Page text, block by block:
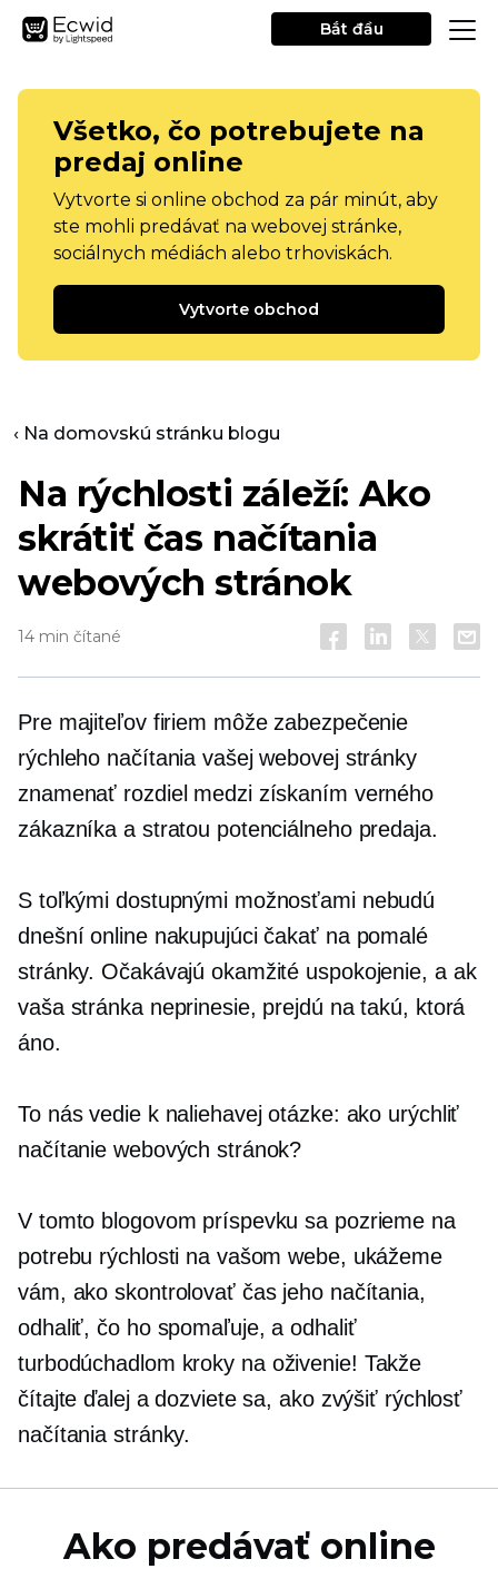
Bắt đầu
Všetko, čo potrebujete na
predaj online
Vytvorte si online obchod za pár minút, aby
ste mohli predávať na webovej stránke,
sociálnych médiách alebo trhoviskách.
Vytvorte obchod
‹ Na domovskú stránku blogu
Na rýchlosti záleží: Ako
skrátiť čas načítania
webových stránok
14 min čítané
Pre majiteľov firiem môže zabezpečenie
rýchleho načítania vašej webovej stránky
znamenať rozdiel medzi získaním verného
zákazníka a stratou potenciálneho predaja.
S toľkými dostupnými možnosťami nebudú
dnešní online nakupujúci čakať na pomalé
stránky. Očakávajú okamžité uspokojenie, a ak
vaša stránka neprinesie, prejdú na takú, ktorá
áno.
​​To nás vedie k naliehavej otázke: ako urýchliť
načítanie webových stránok?
V tomto blogovom príspevku sa pozrieme na
potrebu rýchlosti na vašom webe, ukážeme
vám, ako skontrolovať čas jeho načítania,
odhaliť, čo ho spomaľuje, a odhaliť
turbodúchadlom kroky na oživenie! Takže
čítajte ďalej a dozviete sa, ako zvýšiť rýchlosť
načítania stránky.
Ako predávať online